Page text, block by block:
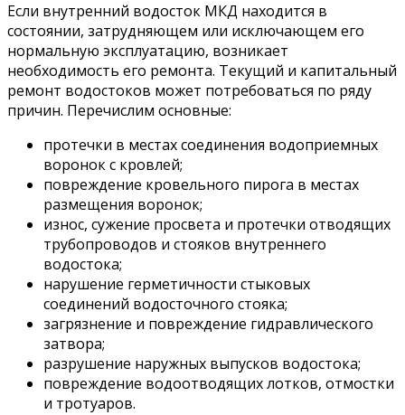
Если внутренний водосток МКД находится в
состоянии, затрудняющем или исключающем его
нормальную эксплуатацию, возникает
необходимость его ремонта. Текущий и капитальный
ремонт водостоков может потребоваться по ряду
причин. Перечислим основные:
протечки в местах соединения водоприемных
воронок с кровлей;
повреждение кровельного пирога в местах
размещения воронок;
износ, сужение просвета и протечки отводящих
трубопроводов и стояков внутреннего
водостока;
нарушение герметичности стыковых
соединений водосточного стояка;
загрязнение и повреждение гидравлического
затвора;
разрушение наружных выпусков водостока;
повреждение водоотводящих лотков, отмостки
и тротуаров.